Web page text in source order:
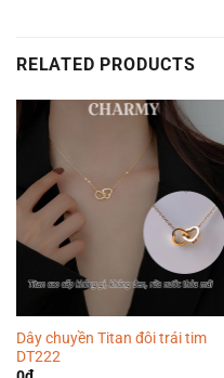
RELATED PRODUCTS
Dây chuyền Titan đôi trái tim
DT222